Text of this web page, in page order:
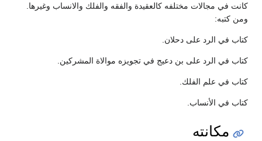
كانت في مجالات مختلفه كالعقيدة والفقه والفلك والانساب وغيرها.
ومن كتبه:
كتاب في الرد على دحلان.
كتاب في الرد على بن دعيج في تجويزه موالاة المشركين.
كتاب في علم الفلك.
كتاب في الأنساب.
مكانته